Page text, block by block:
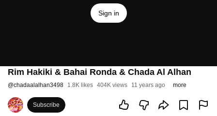
Sign in
Rim Hakiki & Bahai Ronda & Chada Al Alhan
@chadaalalhan3498 1.8K likes 404K views 11 years ago more
Subscribe